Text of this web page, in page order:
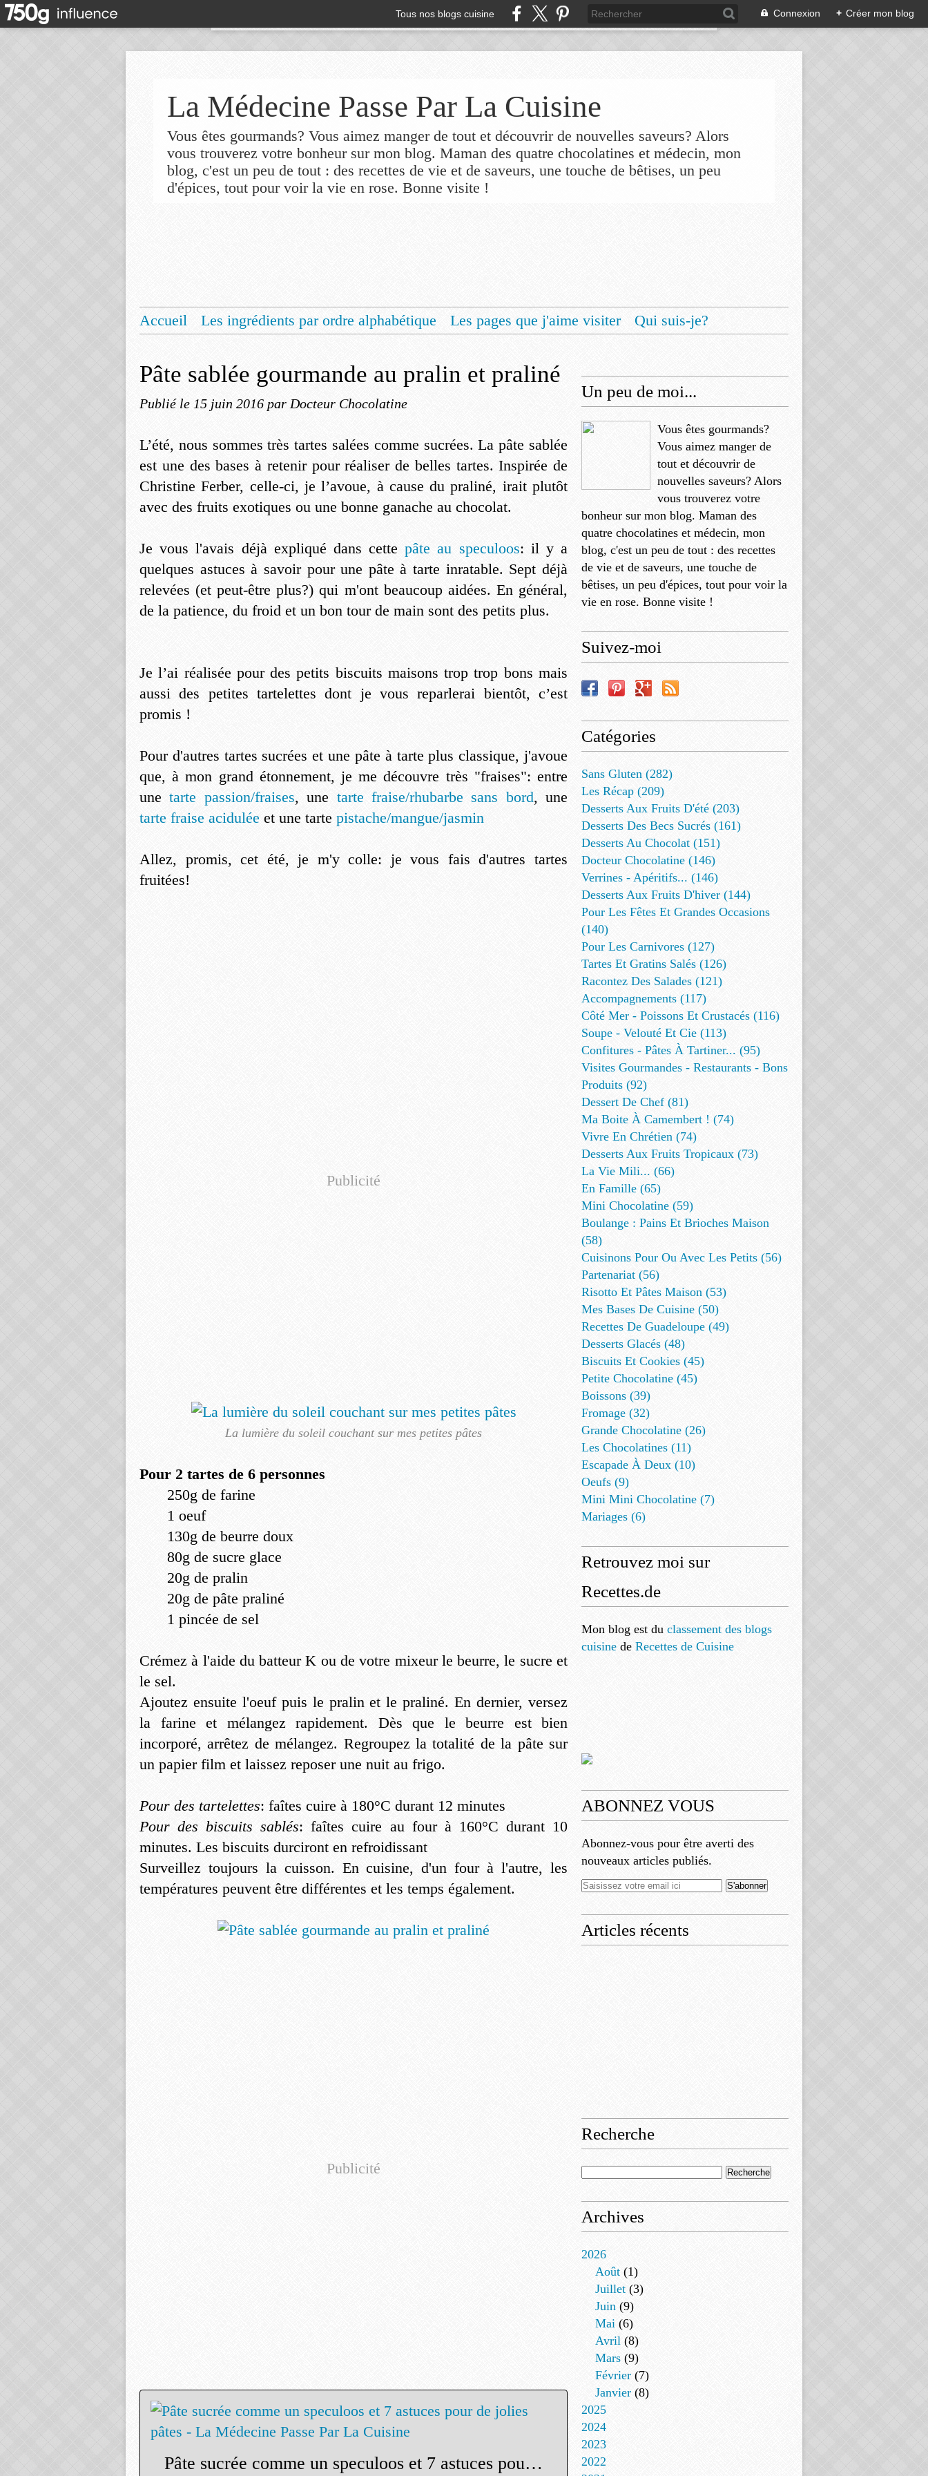
Tous nos blogs cuisine Connexion + Créer mon blog
La Médecine Passe Par La Cuisine
Vous êtes gourmands? Vous aimez manger de tout et découvrir de nouvelles saveurs? Alors
vous trouverez votre bonheur sur mon blog. Maman des quatre chocolatines et médecin, mon
blog, c'est un peu de tout : des recettes de vie et de saveurs, une touche de bêtises, un peu
d'épices, tout pour voir la vie en rose. Bonne visite !
Accueil Les ingrédients par ordre alphabétique Les pages que j'aime visiter
Qui suis-je?
Pâte sablée gourmande au pralin et praliné
Publié le 15 juin 2016 par Docteur Chocolatine
L’été, nous sommes très tartes salées comme sucrées. La pâte sablée
est une des bases à retenir pour réaliser de belles tartes. Inspirée de
Christine Ferber, celle-ci, je l’avoue, à cause du praliné, irait plutôt
avec des fruits exotiques ou une bonne ganache au chocolat.
Je vous l'avais déjà expliqué dans cette pâte au speculoos: il y a
quelques astuces à savoir pour une pâte à tarte inratable. Sept déjà
relevées (et peut-être plus?) qui m'ont beaucoup aidées. En général,
de la patience, du froid et un bon tour de main sont des petits plus.
Je l’ai réalisée pour des petits biscuits maisons trop trop bons mais
aussi des petites tartelettes dont je vous reparlerai bientôt, c’est
promis !
Pour d'autres tartes sucrées et une pâte à tarte plus classique, j'avoue
que, à mon grand étonnement, je me découvre très "fraises": entre
unetarte passion/fraises, une tarte fraise/rhubarbe sans bord, une
tarte fraise acidulée et une tarte pistache/mangue/jasmin
Allez, promis, cet été, je m'y colle: je vous fais d'autres tartes
fruitées!
Publicité
La lumière du soleil couchant sur mes petites pâtes
Pour 2 tartes de 6 personnes
250g de farine
1 oeuf
130g de beurre doux
80g de sucre glace
20g de pralin
20g de pâte praliné
1 pincée de sel
Crémez à l'aide du batteur K ou de votre mixeur le beurre, le sucre et
le sel.
Ajoutez ensuite l'oeuf puis le pralin et le praliné. En dernier, versez
la farine et mélangez rapidement. Dès que le beurre est bien
incorporé, arrêtez de mélangez. Regroupez la totalité de la pâte sur
un papier film et laissez reposer une nuit au frigo.
Pour des tartelettes: faîtes cuire à 180°C durant 12 minutes
Pour des biscuits sablés: faîtes cuire au four à 160°C durant 10
minutes. Les biscuits durciront en refroidissant
Surveillez toujours la cuisson. En cuisine, d'un four à l'autre, les
températures peuvent être différentes et les temps également.
Publicité
Pâte sucrée comme un speculoos et 7 astuces pour de jolies pâtes - La Médecine Passe Par La Cuisine
Un peu de moi...
Vous êtes gourmands?
Vous aimez manger de
tout et découvrir de
nouvelles saveurs? Alors
vous trouverez votre
bonheur sur mon blog. Maman des
quatre chocolatines et médecin, mon
blog, c'est un peu de tout : des recettes
de vie et de saveurs, une touche de
bêtises, un peu d'épices, tout pour voir la
vie en rose. Bonne visite !
Suivez-moi
Catégories
Sans Gluten (282)
Les Récap (209)
Desserts Aux Fruits D'été (203)
Desserts Des Becs Sucrés (161)
Desserts Au Chocolat (151)
Docteur Chocolatine (146)
Verrines - Apéritifs... (146)
Desserts Aux Fruits D'hiver (144)
Pour Les Fêtes Et Grandes Occasions
(140)
Pour Les Carnivores (127)
Tartes Et Gratins Salés (126)
Racontez Des Salades (121)
Accompagnements (117)
Côté Mer - Poissons Et Crustacés (116)
Soupe - Velouté Et Cie (113)
Confitures - Pâtes À Tartiner... (95)
Visites Gourmandes - Restaurants - Bons
Produits (92)
Dessert De Chef (81)
Ma Boite À Camembert ! (74)
Vivre En Chrétien (74)
Desserts Aux Fruits Tropicaux (73)
La Vie Mili... (66)
En Famille (65)
Mini Chocolatine (59)
Boulange : Pains Et Brioches Maison
(58)
Cuisinons Pour Ou Avec Les Petits (56)
Partenariat (56)
Risotto Et Pâtes Maison (53)
Mes Bases De Cuisine (50)
Recettes De Guadeloupe (49)
Desserts Glacés (48)
Biscuits Et Cookies (45)
Petite Chocolatine (45)
Boissons (39)
Fromage (32)
Grande Chocolatine (26)
Les Chocolatines (11)
Escapade À Deux (10)
Oeufs (9)
Mini Mini Chocolatine (7)
Mariages (6)
Retrouvez moi sur
Recettes.de
Mon blog est du classement des blogs
cuisine de Recettes de Cuisine
ABONNEZ VOUS
Abonnez-vous pour être averti des
nouveaux articles publiés.
Articles récents
Recherche
Archives
2026
Août (1)
Juillet (3)
Juin (9)
Mai (6)
Avril (8)
Mars (9)
Février (7)
Janvier (8)
2025
2024
2023
2022